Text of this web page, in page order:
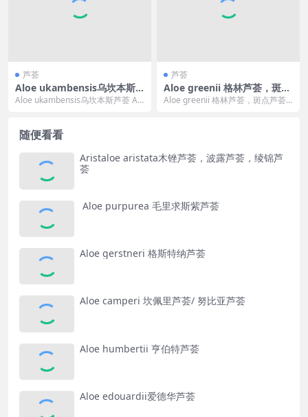
芦荟
Aloe ukambensis乌坎本斯
芦荟
Aloe ukambensis乌坎本斯芦荟 Alo
芦荟
Aloe greenii 格林芦荟，斑点
芦荟
Aloe greenii 格林芦荟，斑点芦荟
随便看看
Aristaloe aristata木锉芦荟，波露芦荟，绫锦芦
荟
Aloe purpurea 毛里求斯紫芦荟
Aloe gerstneri 格斯特纳芦荟
Aloe camperi 坎佩里芦荟/ 努比亚芦荟
Aloe humbertii 亨伯特芦荟
Aloe edouardii爱德华芦荟